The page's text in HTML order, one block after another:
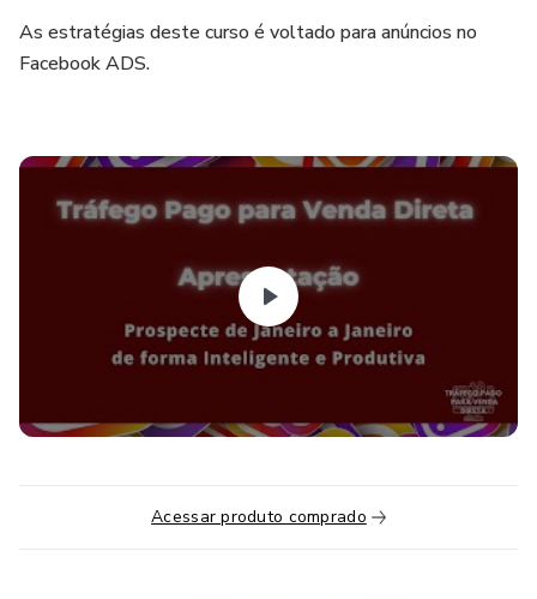
As estratégias deste curso é voltado para anúncios no
Facebook ADS.
Acessar produto comprado